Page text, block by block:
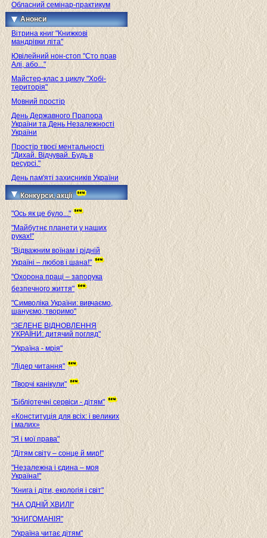
Обласний семінар-практикум
Анонси
Вітрина книг "Книжкові
мандрівки літа"
Ювілейний нон-стоп "Сто прав
Алі, або..."
Майстер-клас з циклу "Хобі-
територія"
Мовний простір
День Державного Прапора
України та День Незалежності
України
Простір твоєї ментальності
"Дихай. Відчувай. Будь в
ресурсі."
День пам'яті захисників України
Конкурси, акції
"Ось як це було..."
"Майбутнє планети у наших
руках!"
"Відважним воїнам і рідній
Україні – любов і шана!"
"Охорона праці – запорука
безпечного життя"
"Символіка України: вивчаємо,
шануємо, творимо"
"ЗЕЛЕНЕ ВІДНОВЛЕННЯ
УКРАЇНИ: дитячий погляд"
"Україна - мрія"
"Лідер читання"
"Творчі канікули"
"Бібліотечні сервіси - дітям"
«Конституція для всіх: і великих
і малих»
"Я і мої права"
"Дітям світу – сонце й мир!"
"Незалежна і єдина – моя
Україна!"
"Книга і діти, екологія і світ"
"НА ОДНІЙ ХВИЛІ"
"КНИГОМАНІЯ"
"Україна читає дітям"